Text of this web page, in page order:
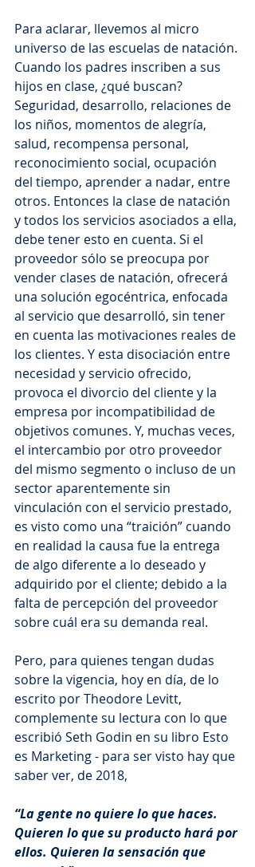
Para aclarar, llevemos al micro
universo de las escuelas de natación.
Cuando los padres inscriben a sus
hijos en clase, ¿qué buscan?
Seguridad, desarrollo, relaciones de
los niños, momentos de alegría,
salud, recompensa personal,
reconocimiento social, ocupación
del tiempo, aprender a nadar, entre
otros. Entonces la clase de natación
y todos los servicios asociados a ella,
debe tener esto en cuenta. Si el
proveedor sólo se preocupa por
vender clases de natación, ofrecerá
una solución egocéntrica, enfocada
al servicio que desarrolló, sin tener
en cuenta las motivaciones reales de
los clientes. Y esta disociación entre
necesidad y servicio ofrecido,
provoca el divorcio del cliente y la
empresa por incompatibilidad de
objetivos comunes. Y, muchas veces,
el intercambio por otro proveedor
del mismo segmento o incluso de un
sector aparentemente sin
vinculación con el servicio prestado,
es visto como una “traición” cuando
en realidad la causa fue la entrega
de algo diferente a lo deseado y
adquirido por el cliente; debido a la
falta de percepción del proveedor
sobre cuál era su demanda real.
Pero, para quienes tengan dudas
sobre la vigencia, hoy en día, de lo
escrito por Theodore Levitt,
complemente su lectura con lo que
escribió Seth Godin en su libro Esto
es Marketing - para ser visto hay que
saber ver, de 2018,
“La gente no quiere lo que haces.
Quieren lo que su producto hará por
ellos. Quieren la sensación que